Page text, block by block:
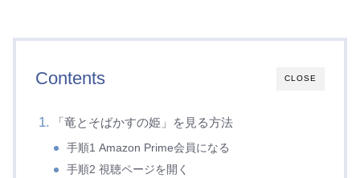
CLOSE
Contents
「竜とそばかすの姫」を見る方法
手順1 Amazon Prime会員になる
手順2 視聴ページを開く